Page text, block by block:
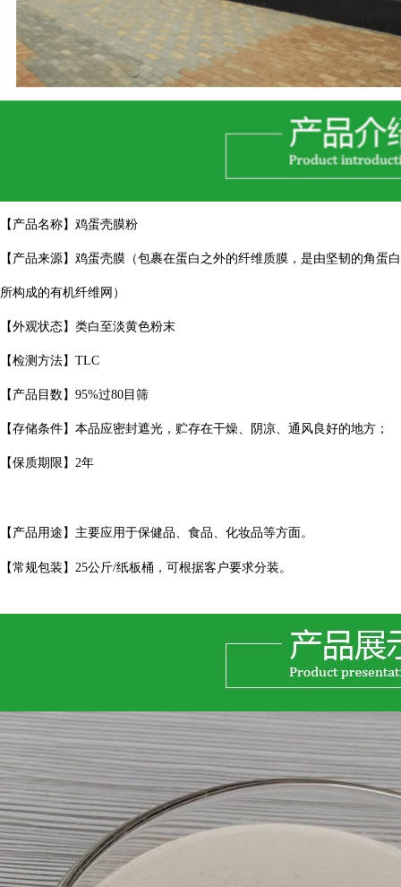
【产品名称】鸡蛋壳膜粉
【产品来源】鸡蛋壳膜（包裹在蛋白之外的纤维质膜，是由坚韧的角蛋白
所构成的有机纤维网）
【外观状态】类白至淡黄色粉末
【检测方法】TLC
【产品目数】95%过80目筛
【存储条件】本品应密封遮光，贮存在干燥、阴凉、通风良好的地方；
【保质期限】2年
【产品用途】主要应用于保健品、食品、化妆品等方面。
【常规包装】25公斤/纸板桶，可根据客户要求分装。